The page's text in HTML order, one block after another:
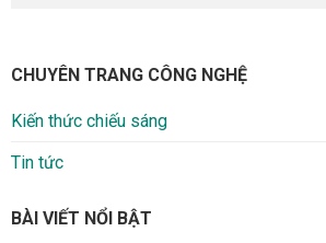
CHUYÊN TRANG CÔNG NGHỆ
Kiến thức chiếu sáng
Tin tức
BÀI VIẾT NỔI BẬT